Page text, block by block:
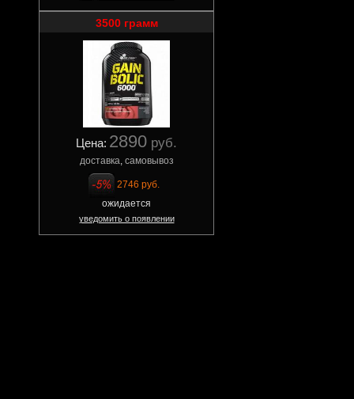
3500 грамм
Цена: 2890 руб.
доставка, самовывоз
2746 руб.
ожидается
уведомить о появлении